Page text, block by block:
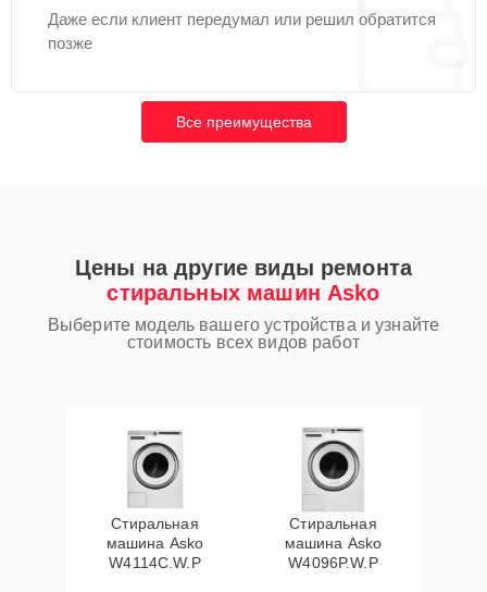
Даже если клиент передумал или решил обратится
позже
Все преимущества
Цены на другие виды ремонта
стиральных машин Asko
Выберите модель вашего устройства и узнайте
стоимость всех видов работ
Стиральная
машина Asko
W4114C.W.P
Стиральная
машина Asko
W4096P.W.P